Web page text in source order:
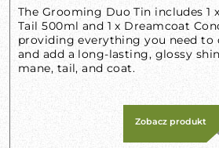
The Grooming Duo Tin includes 1
Tail 500ml and 1 x Dreamcoat
providing everything you need to
and add a long-lasting, glossy
mane, tail, and coat.
Zobacz produkt